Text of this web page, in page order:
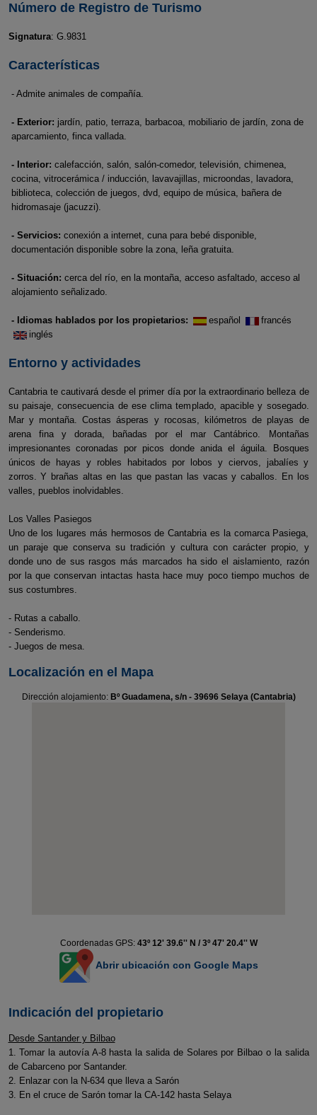
Número de Registro de Turismo
Signatura: G.9831
Características
- Admite animales de compañía.
- Exterior: jardín, patio, terraza, barbacoa, mobiliario de jardín, zona de
aparcamiento, finca vallada.
- Interior: calefacción, salón, salón-comedor, televisión, chimenea,
cocina, vitrocerámica / inducción, lavavajillas, microondas, lavadora,
biblioteca, colección de juegos, dvd, equipo de música, bañera de
hidromasaje (jacuzzi).
- Servicios: conexión a internet, cuna para bebé disponible,
documentación disponible sobre la zona, leña gratuita.
- Situación: cerca del río, en la montaña, acceso asfaltado, acceso al
alojamiento señalizado.
- Idiomas hablados por los propietarios: español
francés
inglés
Entorno y actividades
Cantabria te cautivará desde el primer día por la extraordinario belleza de
su paisaje, consecuencia de ese clima templado, apacible y sosegado.
Mar y montaña. Costas ásperas y rocosas, kilómetros de playas de
arena fina y dorada, bañadas por el mar Cantábrico. Montañas
impresionantes coronadas por picos donde anida el águila. Bosques
únicos de hayas y robles habitados por lobos y ciervos, jabalíes y
zorros. Y brañas altas en las que pastan las vacas y caballos. En los
valles, pueblos inolvidables.
Los Valles Pasiegos
Uno de los lugares más hermosos de Cantabria es la comarca Pasiega,
un paraje que conserva su tradición y cultura con carácter propio, y
donde uno de sus rasgos más marcados ha sido el aislamiento, razón
por la que conservan intactas hasta hace muy poco tiempo muchos de
sus costumbres.
- Rutas a caballo.
- Senderismo.
- Juegos de mesa.
Localización en el Mapa
Dirección alojamiento: Bº Guadamena, s/n - 39696 Selaya (Cantabria)
Coordenadas GPS: 43º 12' 39.6'' N / 3º 47' 20.4'' W
Abrir ubicación con Google Maps
Indicación del propietario
Desde Santander y Bilbao
1. Tomar la autovía A-8 hasta la salida de Solares por Bilbao o la salida
de Cabarceno por Santander.
2. Enlazar con la N-634 que lleva a Sarón
3. En el cruce de Sarón tomar la CA-142 hasta Selaya